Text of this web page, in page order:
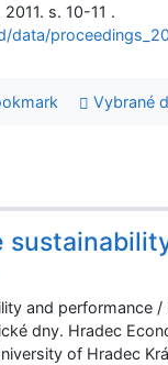
s. 10-11 .
data/
Vybrané
and performance /
dny. Hradec
of Hradec